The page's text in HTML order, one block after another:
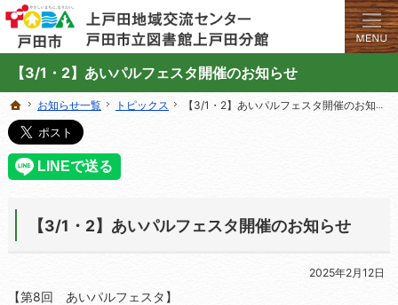
【3/1・2】あいパルフェスタ開催のお知らせ
学びと交流のプラットフォーム。地域の講座や施設をご案内しています。
上戸田地域交流センターや戸田市立図書館上戸田分館の総合案内サイト
ホーム
お知らせ一覧 トピックス 【3/1・2】あいパルフェスタ開催のお知らせ
【3/1・2】あいパルフェスタ開催のお知らせ
2025年2月12日
【第8回 あいパルフェスタ】
ホーム
お知らせ一覧 トピックス 【3/1・2】あいパルフェスタ開催のお知らせ